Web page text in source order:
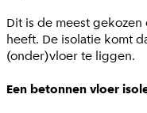
Dit is de meest
heeft. De isolatie komt
(onder)vloer te liggen.
Een betonnen vloer